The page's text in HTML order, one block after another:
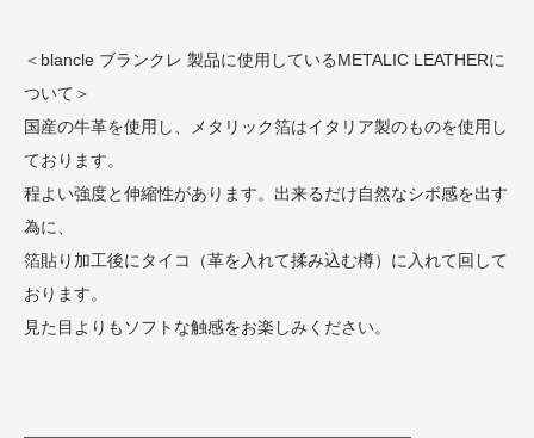
＜blancle ブランクレ 製品に使用しているMETALIC LEATHERに
ついて＞
国産の牛革を使用し、メタリック箔はイタリア製のものを使用し
ております。
程よい強度と伸縮性があります。出来るだけ自然なシボ感を出す
為に、
箔貼り加工後にタイコ（革を入れて揉み込む樽）に入れて回して
おります。
見た目よりもソフトな触感をお楽しみください。